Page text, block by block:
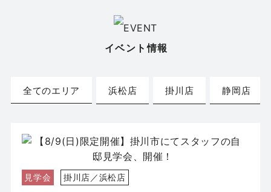
イベント情報
全てのエリア 浜松店 掛川店 静岡店
見学会 掛川店／浜松店